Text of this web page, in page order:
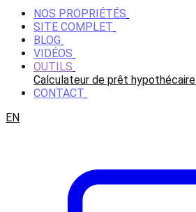
NOS PROPRIÉTÉS
SITE COMPLET
BLOG
VIDÉOS
OUTILS
Calculateur de prêt hypothécaire
CONTACT
EN